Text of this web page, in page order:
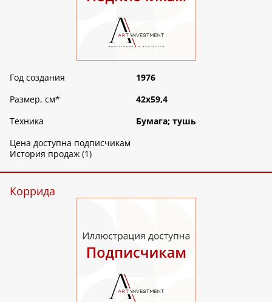
Год создания
1976
Размер, см*
42х59,4
Техника
Бумага; тушь
Цена доступна подписчикам
История продаж (1)
Коррида